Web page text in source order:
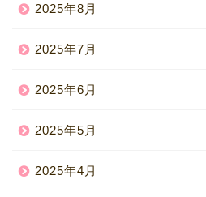
2025年8月
2025年7月
2025年6月
2025年5月
2025年4月